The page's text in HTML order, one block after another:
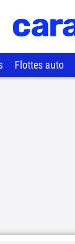
Flottes auto